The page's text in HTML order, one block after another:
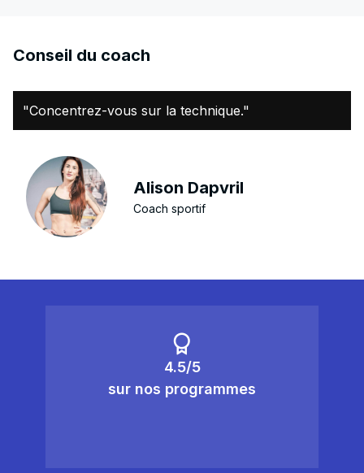
Conseil du coach
"Concentrez-vous sur la technique."
Alison Dapvril
Coach sportif
4.5/5
sur nos programmes